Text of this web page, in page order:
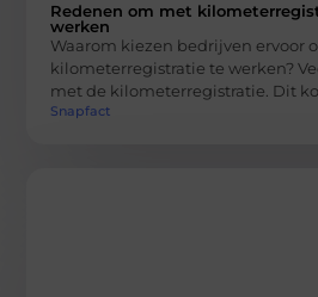
Redenen om met
werken
Waarom kiezen bedrijven ervoor
kilometerregistratie te werken?
met de kilometerregistratie. Dit
Snapfact